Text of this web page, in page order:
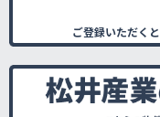
ご登録いただくと